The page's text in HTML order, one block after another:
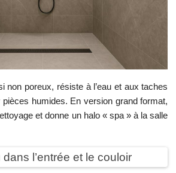
non poreux, résiste à l’eau et aux taches
pièces humides. En version grand format,
et donne un halo « spa » à la salle
l’entrée et le couloir